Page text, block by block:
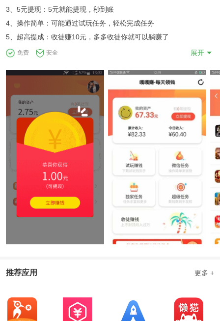
3、5元提现：5元就能提现，秒到账
4、操作简单：可能通过试玩任务，轻松完成任务
5、超高提成：收徒赚10元，多多收徒你就可以躺赚了
免费 安全 展开
推荐应用 更多 +